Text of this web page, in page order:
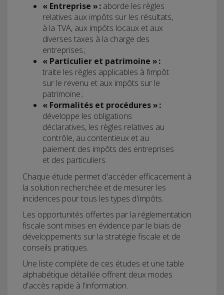
« Entreprise » : aborde les règles
relatives aux impôts sur les résultats,
à la TVA, aux impôts locaux et aux
diverses taxes à la charge des
entreprises ;
« Particulier et patrimoine » :
traite les règles applicables à l’impôt
sur le revenu et aux impôts sur le
patrimoine ;
« Formalités et procédures » :
développe les obligations
déclaratives, les règles relatives au
contrôle, au contentieux et au
paiement des impôts des entreprises
et des particuliers.
Chaque étude permet d'accéder efficacement à
la solution recherchée et de mesurer les
incidences pour tous les types d'impôts.
Les opportunités offertes par la réglementation
fiscale sont mises en évidence par le biais de
développements sur la stratégie fiscale et de
conseils pratiques.
Une liste complète de ces études et une table
alphabétique détaillée offrent deux modes
d'accès rapide à l'information.